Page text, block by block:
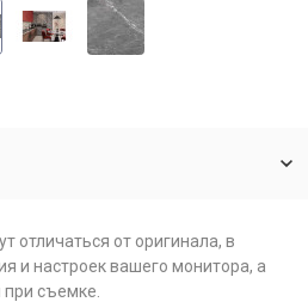
отличаться от оригинала, в
и настроек вашего монитора, а
съемке.